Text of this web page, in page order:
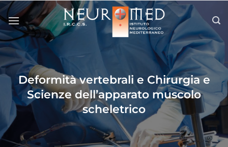
Salta
ai
contenuti
Deformità vertebrali e Chirurgia e
Scienze dell’apparato muscolo
scheletrico